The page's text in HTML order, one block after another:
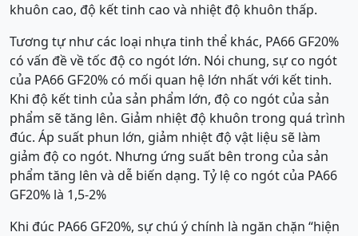
khuôn cao, độ kết tinh cao và nhiệt độ khuôn thấp.
Tương tự như các loại nhựa tinh thể khác, PA66 GF20%
có vấn đề về tốc độ co ngót lớn. Nói chung, sự co ngót
của PA66 GF20% có mối quan hệ lớn nhất với kết tinh.
Khi độ kết tinh của sản phẩm lớn, độ co ngót của sản
phẩm sẽ tăng lên. Giảm nhiệt độ khuôn trong quá trình
đúc. Áp suất phun lớn, giảm nhiệt độ vật liệu sẽ làm
giảm độ co ngót. Nhưng ứng suất bên trong của sản
phẩm tăng lên và dễ biến dạng. Tỷ lệ co ngót của PA66
GF20% là 1,5-2%
Khi đúc PA66 GF20%, sự chú ý chính là ngăn chặn “hiện